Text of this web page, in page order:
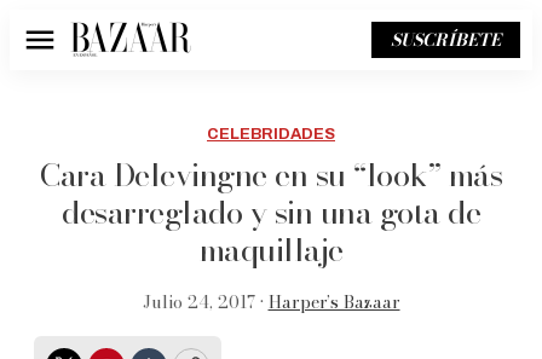
Menú SUSCRÍBETE
CELEBRIDADES
Cara Delevingne en su “look” más
desarreglado y sin una gota de
maquillaje
Julio 24, 2017 • Harper’s Bazaar